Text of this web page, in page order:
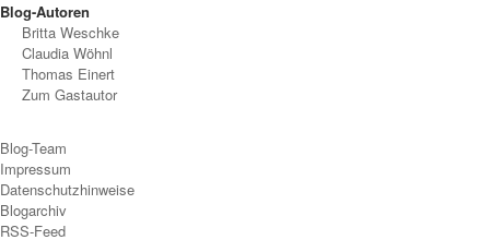
Blog-Autoren
Britta Weschke
Claudia Wöhnl
Thomas Einert
Zum Gastautor
Blog-Team
Impressum
Datenschutzhinweise
Blogarchiv
RSS-Feed